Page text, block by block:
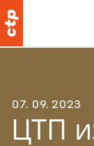
07. 09. 2023
ЦТП